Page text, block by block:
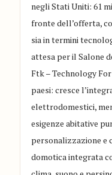
negli Stati Uniti: 61
fronte dell’offerta,
sia in termini
attesa per il Salone
Ftk – Technology
paesi: cresce
elettrodomestici,
esigenze abitative
personalizzazione e
domotica integrata